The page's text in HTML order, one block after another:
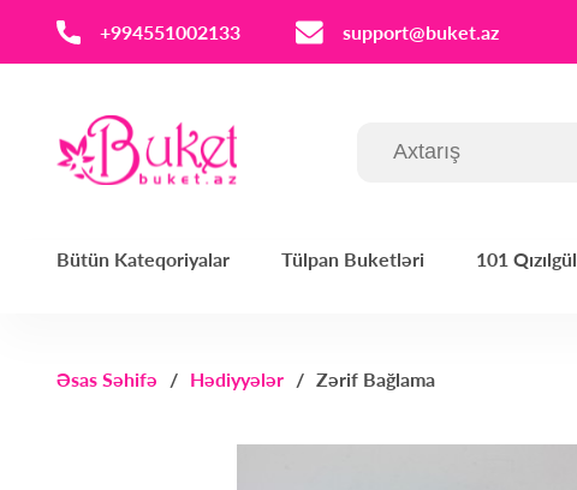
‪+994551002133‬ support@buket.az
Bütün Kateqoriyalar Tülpan Buketləri 101 Qızılgül
Əsas Səhifə Hədiyyələr Zərif Bağlama